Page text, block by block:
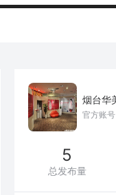
官方账号
5
总发布量